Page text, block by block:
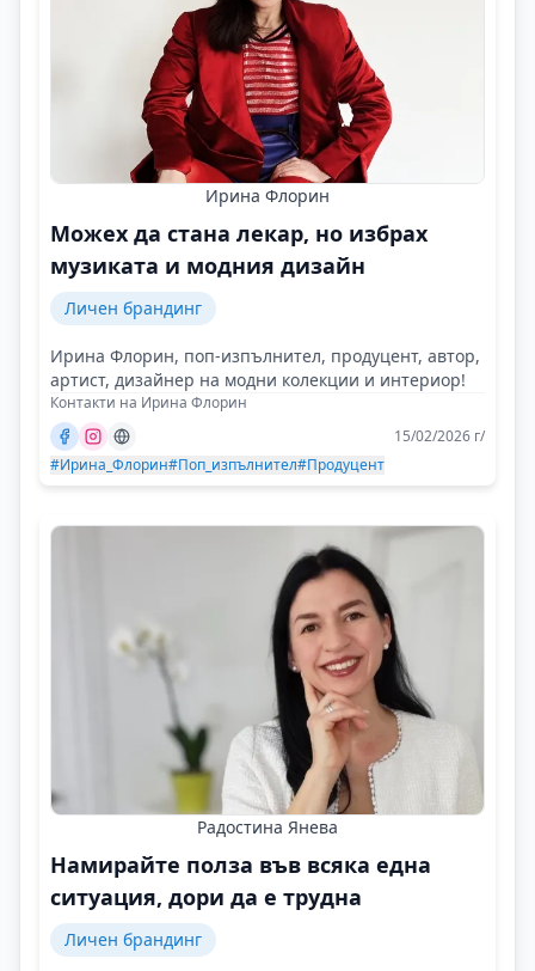
Ирина Флорин
Можех да стана лекар, но избрах
музиката и модния дизайн
Личен брандинг
Ирина Флорин, поп-изпълнител, продуцент, автор,
артист, дизайнер на модни колекции и интериор!
Контакти на Ирина Флорин
15/02/2026 г/
#Ирина_Флорин#Поп_изпълнител#Продуцент
Радостина Янева
Намирайте полза във всяка една
ситуация, дори да е трудна
Личен брандинг